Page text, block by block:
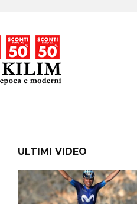
ULTIMI VIDEO